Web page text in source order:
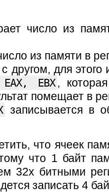
число из
из памяти в
другом, для этого
EAX, EBX ,
помещает в
записывается в
что ячеек
что 1 байт
32х битными
записать 4